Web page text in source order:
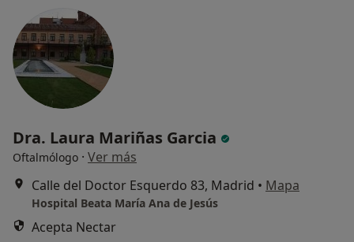
Dra. Laura Mariñas Garcia
Oftalmólogo · Ver más
Calle del Doctor Esquerdo 83, Madrid • Mapa
Hospital Beata María Ana de Jesús
Acepta Nectar